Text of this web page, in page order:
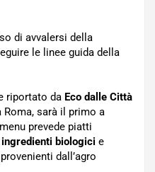
di avvalersi della
le linee guida della
riportato da Eco dalle Città
Roma, sarà il primo a
prevede piatti
ingredienti biologici e
dall’agro